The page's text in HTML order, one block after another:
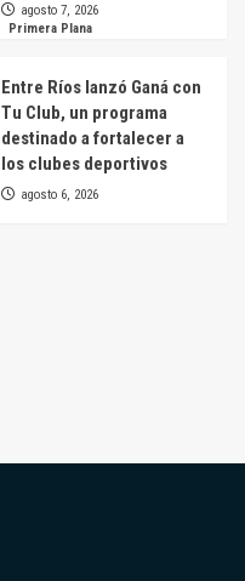
agosto 7, 2026
Primera Plana
Entre Ríos lanzó Ganá con
Tu Club, un programa
destinado a fortalecer a
los clubes deportivos
agosto 6, 2026